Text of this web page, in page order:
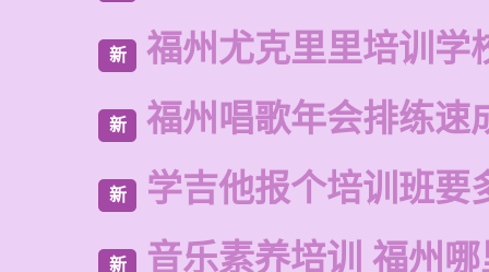
新 福州尤克里里培训学
新 福州唱歌年会排练速
新 学吉他报个培训班要
新 音乐素养培训 福州